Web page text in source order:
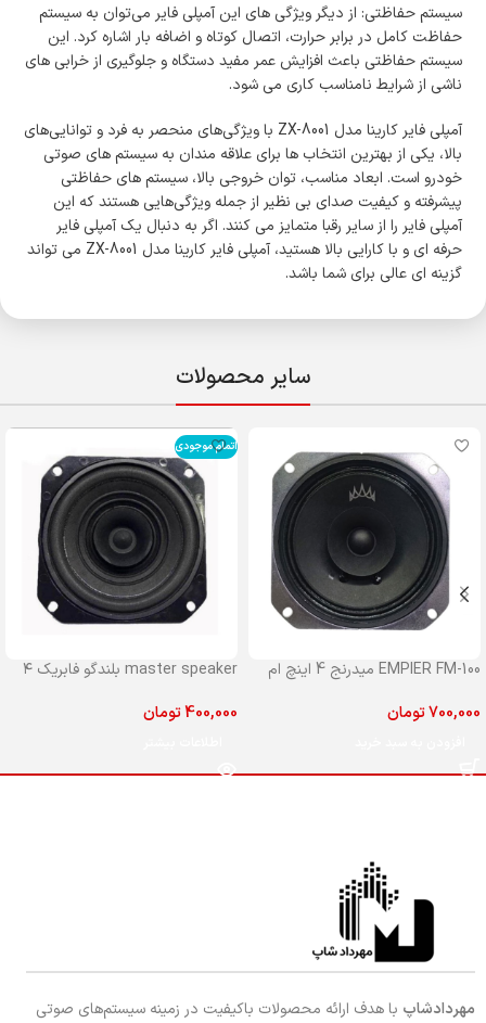
سیستم حفاظتی: از دیگر ویژگی‌ های این آمپلی فایر می‌توان به سیستم
حفاظت کامل در برابر حرارت، اتصال کوتاه و اضافه بار اشاره کرد. این
سیستم حفاظتی باعث افزایش عمر مفید دستگاه و جلوگیری از خرابی‌ های
ناشی از شرایط نامناسب کاری می‌ شود.
آمپلی فایر کارینا مدل ZX-8001 با ویژگی‌های منحصر به فرد و توانایی‌های
بالا، یکی از بهترین انتخاب ‌ها برای علاقه ‌مندان به سیستم ‌های صوتی
خودرو است. ابعاد مناسب، توان خروجی بالا، سیستم‌ های حفاظتی
پیشرفته و کیفیت صدای بی ‌نظیر از جمله ویژگی‌هایی هستند که این
آمپلی فایر را از سایر رقبا متمایز می ‌کنند. اگر به دنبال یک آمپلی فایر
حرفه ‌ای و با کارایی بالا هستید، آمپلی فایر کارینا مدل ZX-8001 می ‌تواند
گزینه‌ ای عالی برای شما باشد.
سایر محصولات
EMPIER FM-100 میدرنج 4 اینچ ام
700,000تومان
اتمام موجودی
master speaker بلندگو فابریک ۴
400,000تومان
مهردادشاپ با هدف ارائه محصولات باکیفیت در زمینه سیستم‌های صوتی